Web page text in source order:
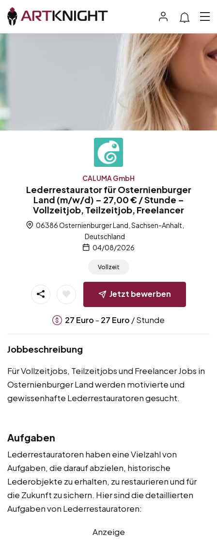
CALUMA GmbH
Lederrestaurator für Osternienburger
Land (m/w/d) – 27,00 € / Stunde –
Vollzeitjob, Teilzeitjob, Freelancer
06386 Osternienburger Land, Sachsen-Anhalt,
Deutschland
04/08/2026
Vollzeit
Jetzt bewerben
27 Euro - 27 Euro / Stunde
Jobbeschreibung
Für Vollzeitjobs, Teilzeitjobs und Freelancer Jobs in
Osternienburger Land werden motivierte und
gewissenhafte Lederrestauratoren gesucht.
Aufgaben
Lederrestauratoren haben eine Vielzahl von
Aufgaben, die darauf abzielen, historische
Lederobjekte zu erhalten, zu restaurieren und für
die Zukunft zu sichern. Hier sind die detaillierten
Aufgaben von Lederrestauratoren:
Anzeige